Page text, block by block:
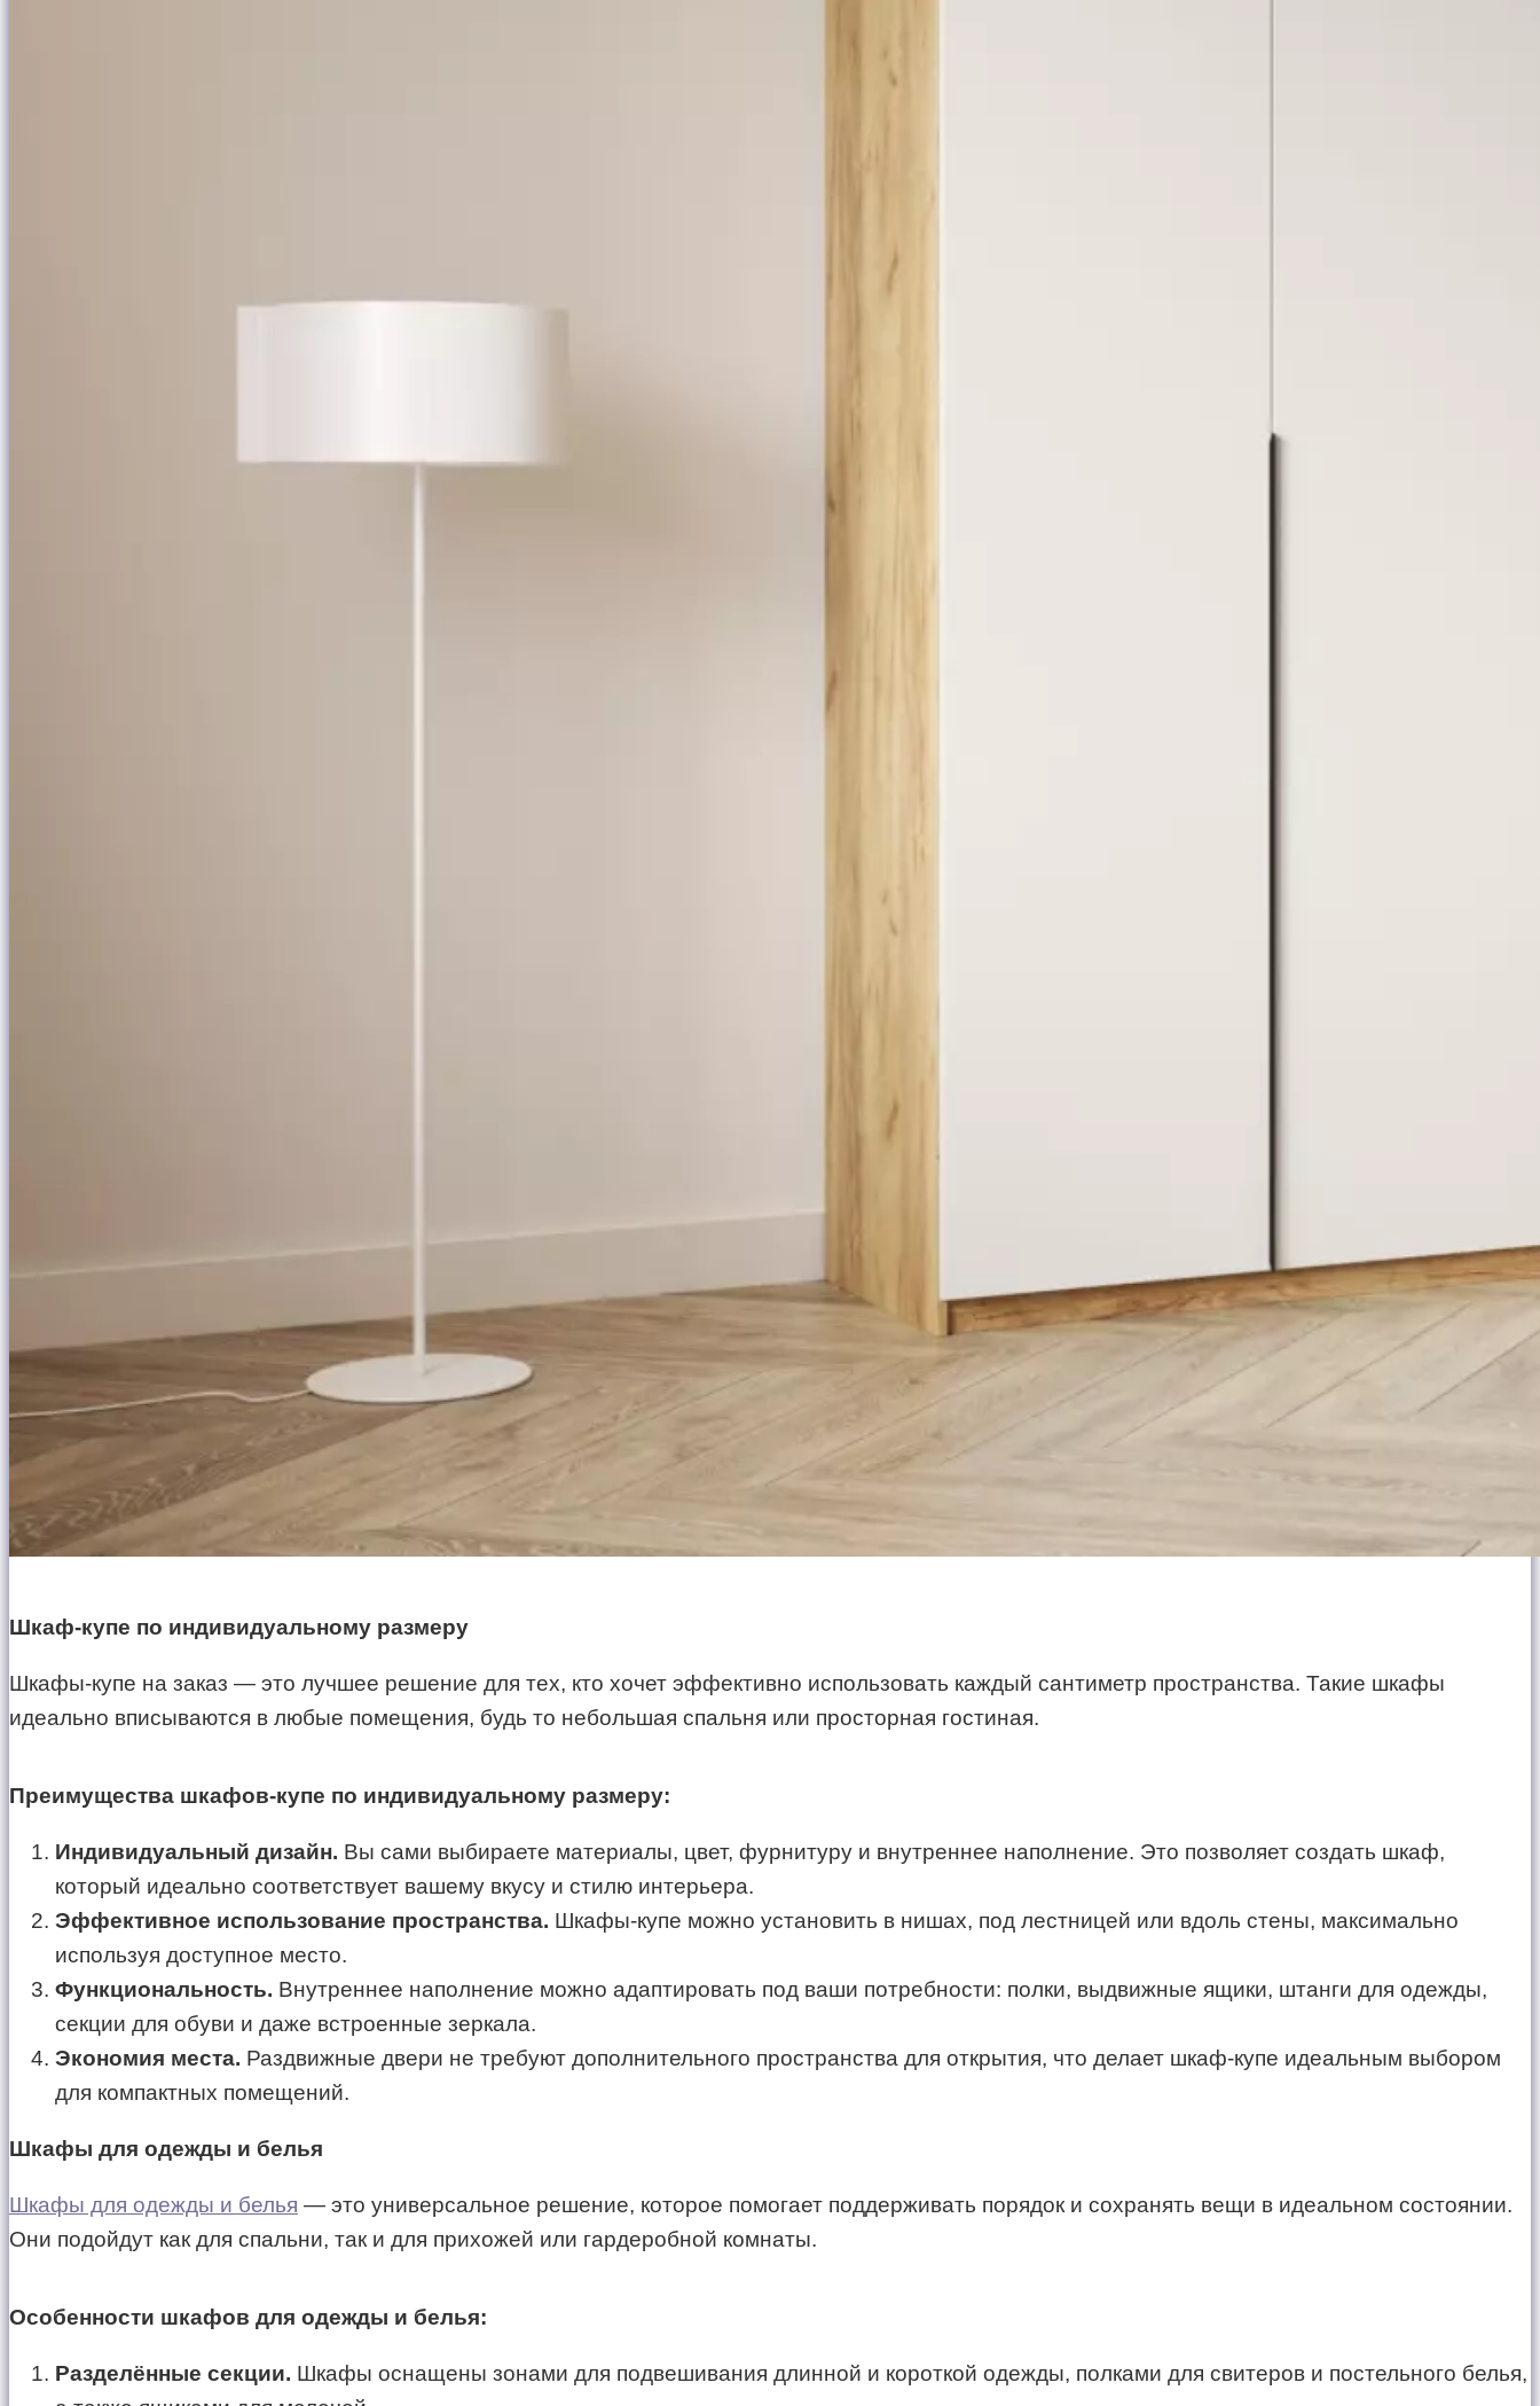
Шкаф-купе по индивидуальному размеру
Шкафы-купе на заказ — это лучшее решение для тех, кто хочет эффективно использовать каждый сантиметр пространства. Такие шкафы
идеально вписываются в любые помещения, будь то небольшая спальня или просторная гостиная.
Преимущества шкафов-купе по индивидуальному размеру:
Индивидуальный дизайн. Вы сами выбираете материалы, цвет, фурнитуру и внутреннее наполнение. Это позволяет создать шкаф,
который идеально соответствует вашему вкусу и стилю интерьера.
Эффективное использование пространства. Шкафы-купе можно установить в нишах, под лестницей или вдоль стены, максимально
используя доступное место.
Функциональность. Внутреннее наполнение можно адаптировать под ваши потребности: полки, выдвижные ящики, штанги для одежды,
секции для обуви и даже встроенные зеркала.
Экономия места. Раздвижные двери не требуют дополнительного пространства для открытия, что делает шкаф-купе идеальным выбором
для компактных помещений.
Шкафы для одежды и белья
Шкафы для одежды и белья — это универсальное решение, которое помогает поддерживать порядок и сохранять вещи в идеальном состоянии.
Они подойдут как для спальни, так и для прихожей или гардеробной комнаты.
Особенности шкафов для одежды и белья:
Разделённые секции. Шкафы оснащены зонами для подвешивания длинной и короткой одежды, полками для свитеров и постельного белья,